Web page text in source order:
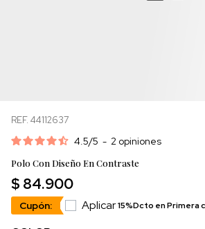
REF. 44112637
4.5/5 - 2 opiniones
Polo Con Diseño En Contraste
$ 84.900
Cupón: Aplicar15%Dcto en Primera